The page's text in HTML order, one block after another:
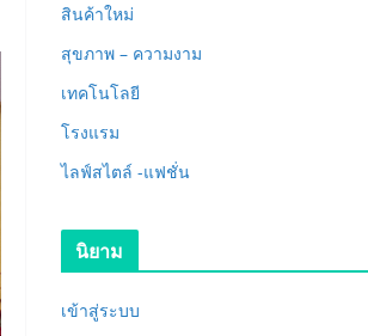
สินค้าใหม่
สุขภาพ – ความงาม
เทคโนโลยี
โรงแรม
ไลฟ์สไตล์ -แฟชั่น
นิยาม
เข้าสู่ระบบ